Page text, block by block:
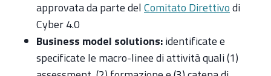
approvata da parte delComitato Direttivodi
Cyber 4.0
Business model solutions:identificate e
specificate le macro-linee di attività quali (1)